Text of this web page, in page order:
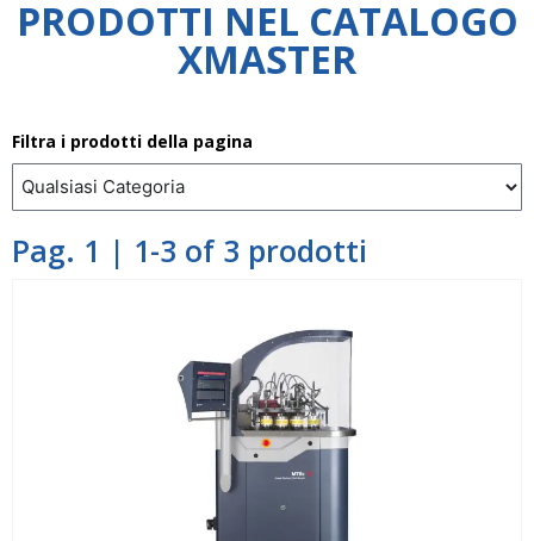
PRODOTTI NEL CATALOGO
XMASTER
Filtra i prodotti della pagina
Pag. 1 | 1-3 of 3 prodotti